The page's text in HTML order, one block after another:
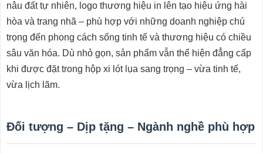
nâu đất tự nhiên, logo thương hiệu in lên tạo hiệu ứng hài
hòa và trang nhã – phù hợp với những doanh nghiệp chú
trọng đến phong cách sống tinh tế và thương hiệu có chiều
sâu văn hóa. Dù nhỏ gọn, sản phẩm vẫn thể hiện đẳng cấp
khi được đặt trong hộp xi lót lụa sang trọng – vừa tinh tế,
vừa lịch lãm.
Đối tượng – Dịp tặng – Ngành nghề phù hợp